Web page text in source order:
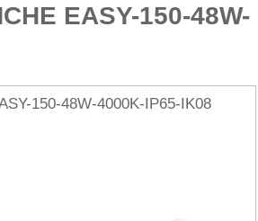
EASY-150-48W-
150-48W-4000K-IP65-IK08